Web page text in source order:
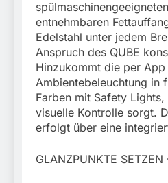
entnehmbaren
Edelstahl unter jedem
Anspruch des QUBE
Hinzukommt die per App
Ambientebeleuchtung in
Farben mit Safety
visuelle Kontrolle sorgt.
erfolgt über eine
GLANZPUNKTE SETZEN